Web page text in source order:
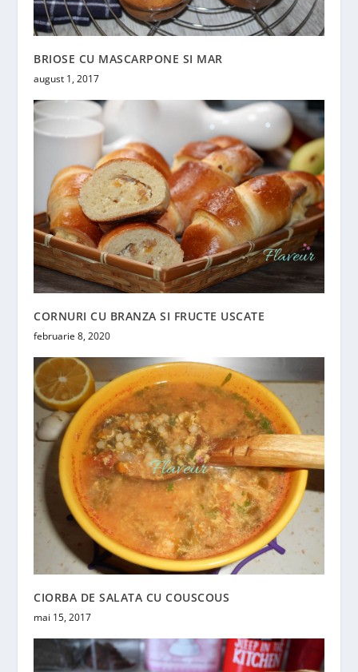
BRIOSE CU MASCARPONE SI MAR
august 1, 2017
CORNURI CU BRANZA SI FRUCTE USCATE
februarie 8, 2020
CIORBA DE SALATA CU COUSCOUS
mai 15, 2017